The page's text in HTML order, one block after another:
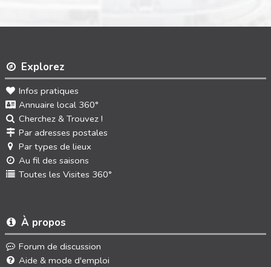
Explorez
Infos pratiques
Annuaire local 360°
Cherchez & Trouvez !
Par adresses postales
Par types de lieux
Au fil des saisons
Toutes les Visites 360°
À propos
Forum de discussion
Aide & mode d'emploi